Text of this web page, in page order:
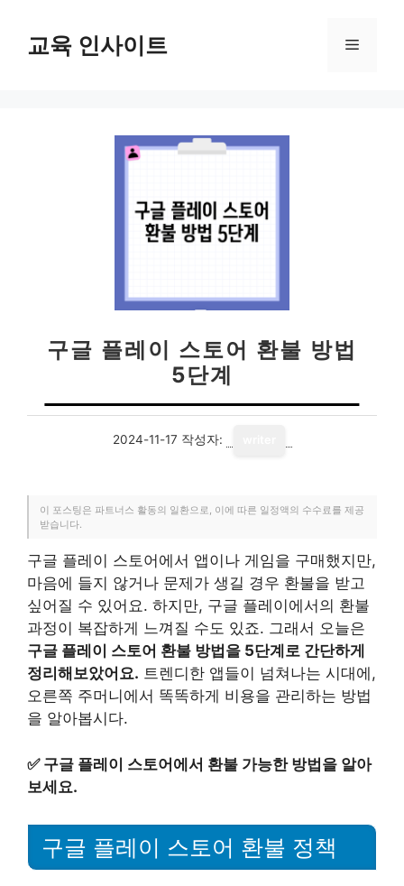
교육 인사이트 메
구글 플레이 스토어 환불 방법
5단계
2024-11-17 작성자:
이 포스팅은 파트너스 활동의 일환으로, 이에 따른 일정액의 수수료를 제공
받습니다.
구글 플레이 스토어에서 앱이나 게임을 구매했지만,
마음에 들지 않거나 문제가 생길 경우 환불을 받고
싶어질 수 있어요. 하지만, 구글 플레이에서의 환불
과정이 복잡하게 느껴질 수도 있죠. 그래서 오늘은
구글 플레이 스토어 환불 방법을 5단계로 간단하게
정리해보았어요. 트렌디한 앱들이 넘쳐나는 시대에,
오른쪽 주머니에서 똑똑하게 비용을 관리하는 방법
을 알아봅시다.
✅ 구글 플레이 스토어에서 환불 가능한 방법을 알아
보세요.
구글 플레이 스토어 환불 정책